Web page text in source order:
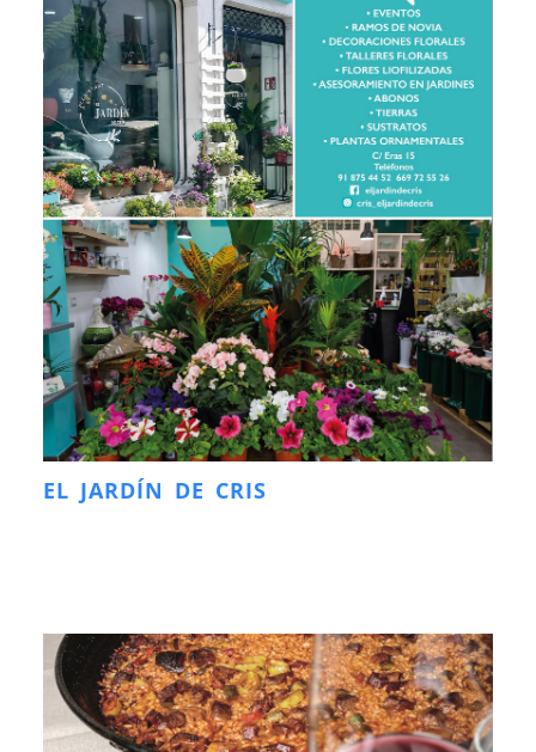
EL JARDÍN DE CRIS